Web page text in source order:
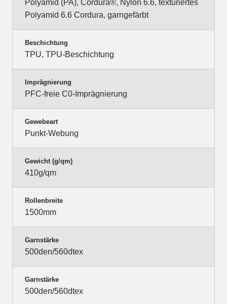
Polyamid (PA), Cordura®, Nylon 6.6, texturiertes
Polyamid 6.6 Cordura, garngefärbt
Beschichtung
TPU, TPU-Beschichtung
Imprägnierung
PFC-freie C0-Imprägnierung
Gewebeart
Punkt-Webung
Gewicht (g/qm)
410g/qm
Rollenbreite
1500mm
Garnstärke
500den/560dtex
Garnstärke
500den/560dtex